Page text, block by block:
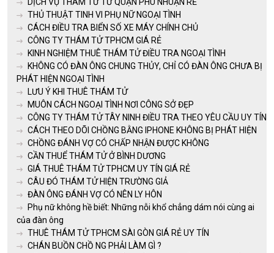
THỦ THUẬT TINH VI PHỤ NỮ NGOẠI TÌNH
CÁCH ĐIỀU TRA BIỂN SỐ XE MÁY CHÍNH CHỦ
CÔNG TY THÁM TỬ TPHCM GIÁ RẺ
KINH NGHIỆM THUÊ THÁM TỬ ĐIỀU TRA NGOẠI TÌNH
KHÔNG CÓ ĐÀN ÔNG CHUNG THỦY, CHỈ CÓ ĐÀN ÔNG CHƯA BỊ
PHÁT HIỆN NGOẠI TÌNH
LƯU Ý KHI THUÊ THÁM TỬ
MUÔN CÁCH NGOẠI TÌNH NƠI CÔNG SỞ ĐẸP
CÔNG TY THÁM TỬ TÂY NINH ĐIỀU TRA THEO YÊU CẦU UY TÍN
CÁCH THEO DÕI CHỒNG BẰNG IPHONE KHÔNG BỊ PHÁT HIỆN
CHỒNG ĐÁNH VỢ CÓ CHẤP NHẬN ĐƯỢC KHÔNG
CẦN THUỂ THÁM TỬ Ở BÌNH DƯƠNG
GIÁ THUÊ THÁM TỬ TPHCM UY TÍN GIÁ RẺ
CÂU ĐÓ THÁM TỬ HIỆN TRƯỜNG GIẢ
ĐÀN ÔNG ĐÁNH VỢ CÓ NÊN LY HÔN
Phụ nữ không hề biết: Những nỗi khổ chẳng dám nói cùng ai
của đàn ông
THUÊ THÁM TỬ TPHCM SÀI GÒN GIÁ RẺ UY TÍN
CHÁN BUỒN CHỒ NG PHẢI LÀM GÌ ?